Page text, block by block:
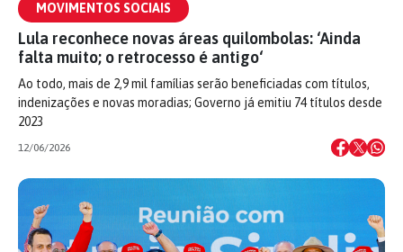
MOVIMENTOS SOCIAIS
Lula reconhece novas áreas quilombolas: ‘Ainda
falta muito; o retrocesso é antigo‘
Ao todo, mais de 2,9 mil famílias serão beneficiadas com títulos,
indenizações e novas moradias; Governo já emitiu 74 títulos desde
2023
12/06/2026